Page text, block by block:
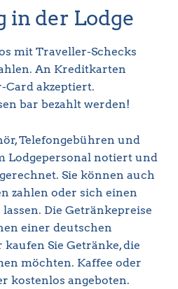
in der Lodge
mit Traveller-Schecks
An Kreditkarten
Card akzeptiert.
bar bezahlt werden!
Telefongebühren und
Lodgepersonal notiert und
Sie können auch
zahlen oder sich einen
Die Getränkepreise
einer deutschen
kaufen Sie Getränke, die
möchten. Kaffee oder
kostenlos angeboten.